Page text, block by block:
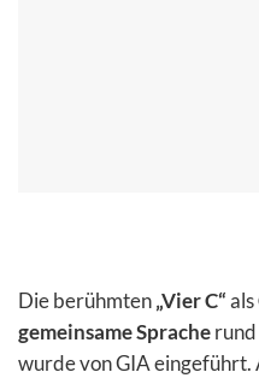
Die berühmten„Vier C“als
gemeinsame Sprache
wurde von GIA eingeführt.